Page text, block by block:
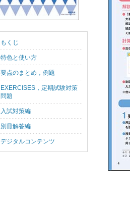
もくじ
特色と使い方
要点のまとめ，例題
EXERCISES，定期試験対策
問題
入試対策編
別冊解答編
デジタルコンテンツ